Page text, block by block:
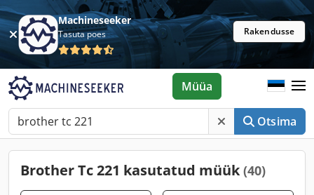
Machineseeker
Tasuta poes Rakendusse
Otsima
Müüa
Brother Tc 221 kasutatud müük (40)